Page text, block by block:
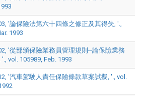
'論保險法第六十四條之修正及其得失, '.,
1993
'從部頒保險業務員管理規則--論保險業務
vol. 105989, Feb. 1993
'汽車駕駛人責任保險條款草案試擬, '., vol.